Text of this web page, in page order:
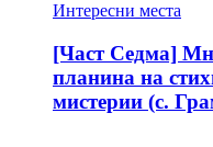
Интересни места
[Част Седма]
планина на
мистерии (с.